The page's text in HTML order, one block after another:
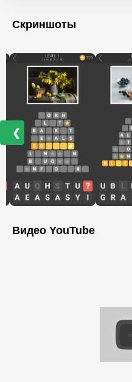
Скриншоты
❮
Видео YouTube